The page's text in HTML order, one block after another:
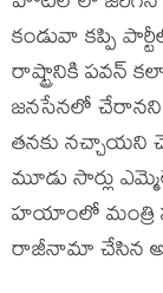
కండువా కప్పి
రాష్ట్రానికి పవన్
జనసేనలో చేరానని
తనకు నచ్చాయని
మూడు సార్లు
హయాంలో మంత్రి
రాజీనామా చేసిన